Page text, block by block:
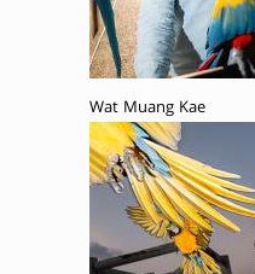
Wat Muang Kae